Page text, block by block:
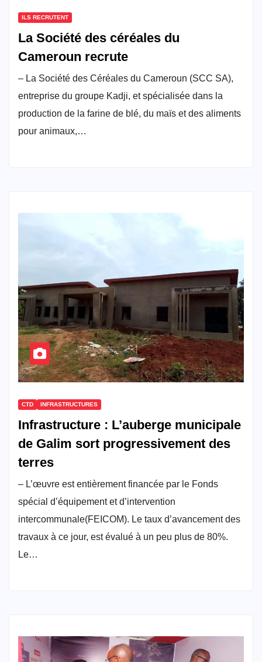
ILS RECRUTENT
La Société des céréales du
Cameroun recrute
– La Société des Céréales du Cameroun (SCC SA),
entreprise du groupe Kadji, et spécialisée dans la
production de la farine de blé, du maïs et des aliments
pour animaux,…
CTD INFRASTRUCTURES
Infrastructure : L’auberge municipale
de Galim sort progressivement des
terres
– L’œuvre est entièrement financée par le Fonds
spécial d’équipement et d’intervention
intercommunale(FEICOM). Le taux d’avancement des
travaux à ce jour, est évalué à un peu plus de 80%.
Le…